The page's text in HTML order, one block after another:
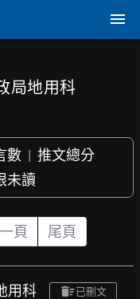
局地用科
數 | 推文總分
未讀
頁 尾頁
用科 已刪文